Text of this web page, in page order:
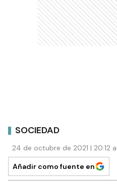
SOCIEDAD
24 de octubre de 2021 | 20:12
Añadir como fuente en